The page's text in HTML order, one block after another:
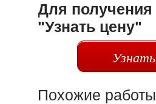
Для
"Узнать цену"
Похожие